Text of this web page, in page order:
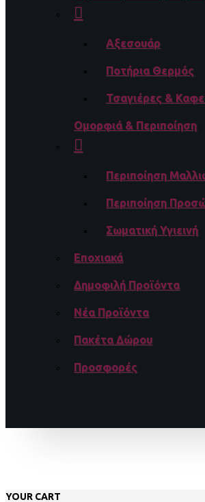
Αξεσουάρ
Ποτήρια Θερμός
Τσαγιέρες &
Ομορφιά & Περιποίηση
Περιποίηση
Περιποίηση
Σωματική Υγιεινή
Εποχιακά
Δημοφιλή Προϊόντα
Νέα Προϊόντα
Πακέτα Δώρου
Προσφορές
YOUR CART